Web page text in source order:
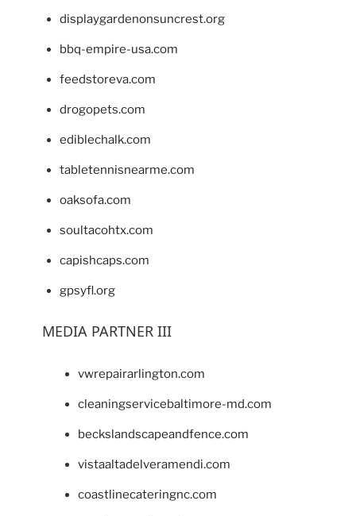
displaygardenonsuncrest.org
bbq-empire-usa.com
feedstoreva.com
drogopets.com
ediblechalk.com
tabletennisnearme.com
oaksofa.com
soultacohtx.com
capishcaps.com
gpsyfl.org
MEDIA PARTNER III
vwrepairarlington.com
cleaningservicebaltimore-md.com
beckslandscapeandfence.com
vistaaltadelveramendi.com
coastlinecateringnc.com